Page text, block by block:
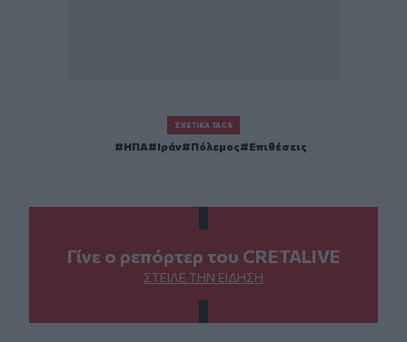
ΣΧΕΤΙΚΆ TAGS
ΗΠΑ Ιράν Πόλεμος Επιθέσεις
Γίνε ο ρεπόρτερ του CRETALIVE
ΣΤΕΊΛΕ ΤΗΝ ΕΊΔΗΣΗ